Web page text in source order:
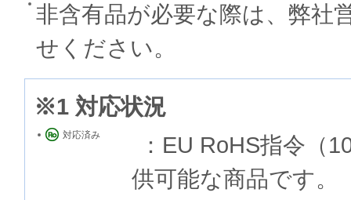
非含有品が必要な際は、弊社
せください。
※1 対応状況
対応済み
：EU RoHS指令（
供可能な商品です。